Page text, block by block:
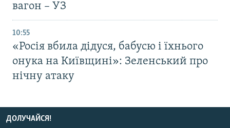
вагон – УЗ
10:55
«Росія вбила дідуся, бабусю і їхнього
онука на Київщині»: Зеленський про
нічну атаку
ДОЛУЧАЙСЯ!